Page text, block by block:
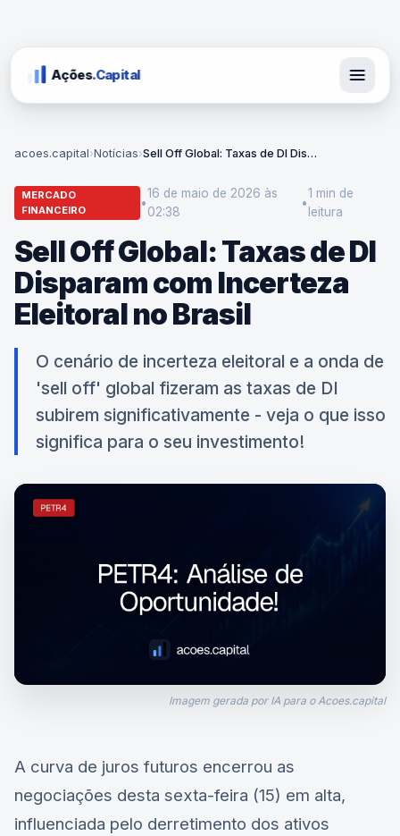
Ações.Capital
acoes.capital›Notícias› Sell Off Global: Taxas de DI Disparam com Incerteza Eleitoral no Brasil
MERCADO
FINANCEIRO
•
16 de maio de 2026 às
02:38
•
1 min de
leitura
Sell Off Global: Taxas de DI
Disparam com Incerteza
Eleitoral no Brasil
O cenário de incerteza eleitoral e a onda de
'sell off' global fizeram as taxas de DI
subirem significativamente - veja o que isso
significa para o seu investimento!
Imagem gerada por IA para o Acoes.capital
A curva de juros futuros encerrou as
negociações desta sexta-feira (15) em alta,
influenciada pelo derretimento dos ativos